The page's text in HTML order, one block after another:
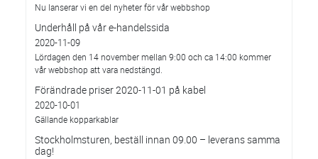
Nu lanserar vi en del nyheter för vår webbshop
Underhåll på vår e-handelssida
2020-11-09
Lördagen den 14 november mellan 9:00 och ca 14:00 kommer
vår webbshop att vara nedstängd.
Förändrade priser 2020-11-01 på kabel
2020-10-01
Gällande kopparkablar
Stockholmsturen, beställ innan 09.00 – leverans samma
dag!